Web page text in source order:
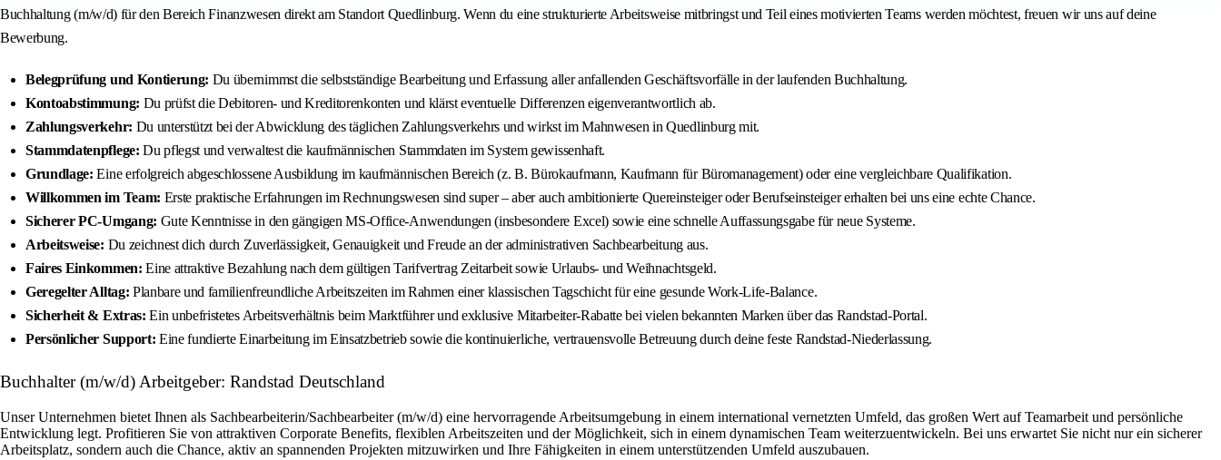
Buchhaltung (m/w/d) für den Bereich Finanzwesen direkt am Standort Quedlinburg. Wenn du eine strukturierte Arbeitsweise mitbringst und Teil eines motivierten Teams werden möchtest, freuen wir uns auf deine
Bewerbung.
Belegprüfung und Kontierung: Du übernimmst die selbstständige Bearbeitung und Erfassung aller anfallenden Geschäftsvorfälle in der laufenden Buchhaltung.
Kontoabstimmung: Du prüfst die Debitoren- und Kreditorenkonten und klärst eventuelle Differenzen eigenverantwortlich ab.
Zahlungsverkehr: Du unterstützt bei der Abwicklung des täglichen Zahlungsverkehrs und wirkst im Mahnwesen in Quedlinburg mit.
Stammdatenpflege: Du pflegst und verwaltest die kaufmännischen Stammdaten im System gewissenhaft.
Grundlage: Eine erfolgreich abgeschlossene Ausbildung im kaufmännischen Bereich (z. B. Bürokaufmann, Kaufmann für Büromanagement) oder eine vergleichbare Qualifikation.
Willkommen im Team: Erste praktische Erfahrungen im Rechnungswesen sind super – aber auch ambitionierte Quereinsteiger oder Berufseinsteiger erhalten bei uns eine echte Chance.
Sicherer PC-Umgang: Gute Kenntnisse in den gängigen MS-Office-Anwendungen (insbesondere Excel) sowie eine schnelle Auffassungsgabe für neue Systeme.
Arbeitsweise: Du zeichnest dich durch Zuverlässigkeit, Genauigkeit und Freude an der administrativen Sachbearbeitung aus.
Faires Einkommen: Eine attraktive Bezahlung nach dem gültigen Tarifvertrag Zeitarbeit sowie Urlaubs- und Weihnachtsgeld.
Geregelter Alltag: Planbare und familienfreundliche Arbeitszeiten im Rahmen einer klassischen Tagschicht für eine gesunde Work-Life-Balance.
Sicherheit & Extras: Ein unbefristetes Arbeitsverhältnis beim Marktführer und exklusive Mitarbeiter-Rabatte bei vielen bekannten Marken über das Randstad-Portal.
Persönlicher Support: Eine fundierte Einarbeitung im Einsatzbetrieb sowie die kontinuierliche, vertrauensvolle Betreuung durch deine feste Randstad-Niederlassung.
Buchhalter (m/w/d) Arbeitgeber: Randstad Deutschland
Unser Unternehmen bietet Ihnen als Sachbearbeiterin/Sachbearbeiter (m/w/d) eine hervorragende Arbeitsumgebung in einem international vernetzten Umfeld, das großen Wert auf Teamarbeit und persönliche
Entwicklung legt. Profitieren Sie von attraktiven Corporate Benefits, flexiblen Arbeitszeiten und der Möglichkeit, sich in einem dynamischen Team weiterzuentwickeln. Bei uns erwartet Sie nicht nur ein sicherer
Arbeitsplatz, sondern auch die Chance, aktiv an spannenden Projekten mitzuwirken und Ihre Fähigkeiten in einem unterstützenden Umfeld auszubauen.